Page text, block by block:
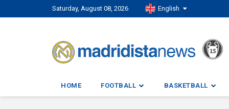
Saturday, August 08, 2026 English
HOME FOOTBALL BASKETBALL